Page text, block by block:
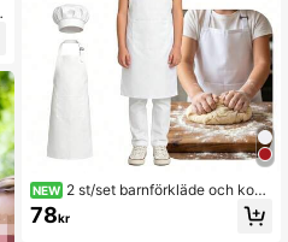
NEW 2 st/set barnförkläde och kokr
ock, konstnärsförkläde för barn, just
erbara axelremmar, lämpligt för matl
78kr